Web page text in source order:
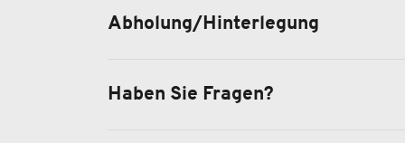
Abholung/Hinterlegung
Haben Sie Fragen?